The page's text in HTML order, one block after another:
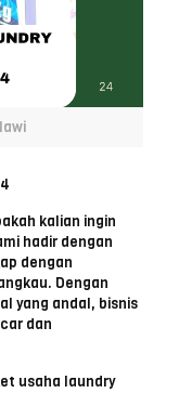
kalian ingin
hadir dengan
dengan
Dengan
yang andal, bisnis
dan
usaha laundry